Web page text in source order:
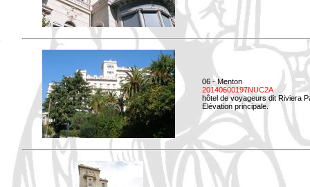
06 - Menton
20140600197NUC2A
hôtel de voyageurs dit Riviera
Elévation principale.